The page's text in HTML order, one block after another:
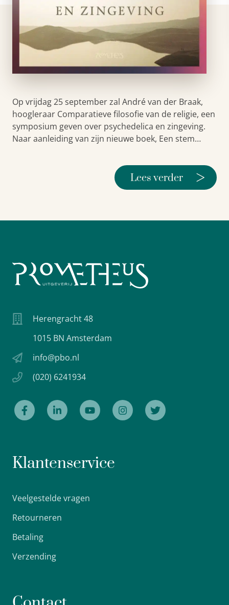
Op vrijdag 25 september zal André van der Braak,
hoogleraar Comparatieve filosofie van de religie, een
symposium geven over psychedelica en zingeving.
Naar aanleiding van zijn nieuwe boek, Een stem…
Lees verder >
Herengracht 48
1015 BN Amsterdam
info@pbo.nl
(020) 6241934
Klantenservice
Veelgestelde vragen
Retourneren
Betaling
Verzending